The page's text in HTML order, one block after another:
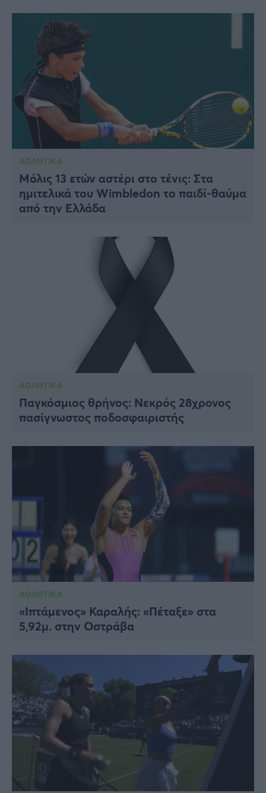
ΑΘΛΗΤΙΚΑ
Μόλις 13 ετών αστέρι στο τένις: Στα
ημιτελικά του Wimbledon το παιδί-θαύμα
από την Ελλάδα
ΑΘΛΗΤΙΚΑ
Παγκόσμιος θρήνος: Νεκρός 28χρονος
πασίγνωστος ποδοσφαιριστής
ΑΘΛΗΤΙΚΑ
«Ιπτάμενος» Καραλής: «Πέταξε» στα
5,92μ. στην Οστράβα